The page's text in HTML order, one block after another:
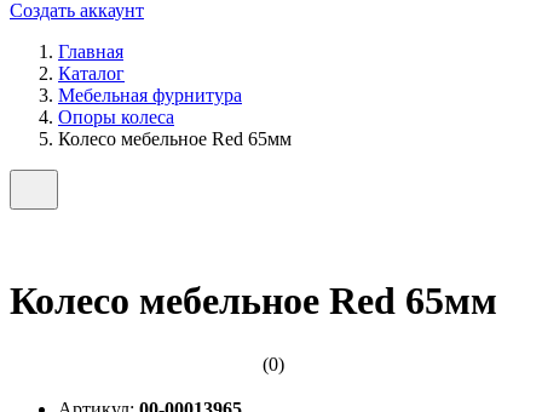
Создать аккаунт
Главная
Каталог
Мебельная фурнитура
Опоры колеса
Колесо мебельное Red 65мм
Колесо мебельное Red 65мм
(0)